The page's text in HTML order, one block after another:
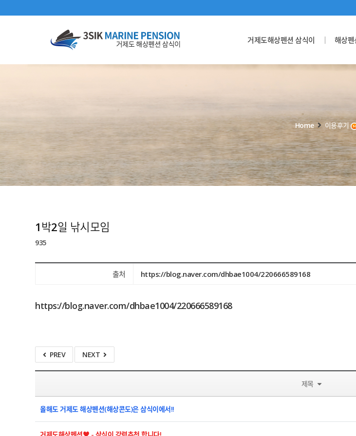
거제도해상펜션 삼식이 해상펜
Home 이용후기
1박2일 낚시모임
935
출처 https://blog.naver.com/dhbae1004/220666589168
https://blog.naver.com/dhbae1004/220666589168
PREV NEXT
제목
올해도 거제도 해상펜션(해상콘도)은 삼식이에서!!